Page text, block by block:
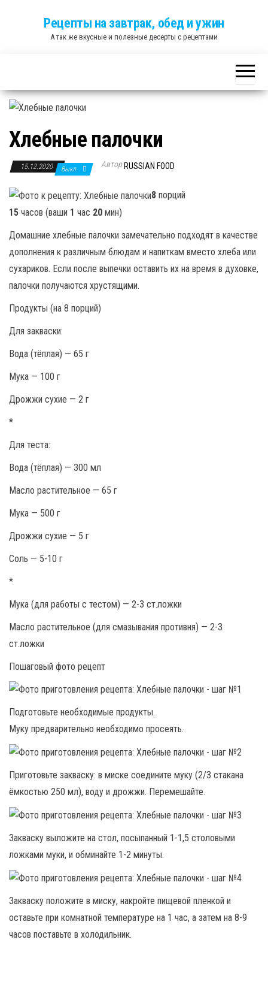
Рецепты на завтрак, обед и ужин
А так же вкусные и полезные десерты с рецептами
Хлебные палочки
15.12.2020 Выкл. Автор RUSSIAN FOOD
8 порций
15 часов (ваши 1 час 20 мин)
Домашние хлебные палочки замечательно подходят в качестве
дополнения к различным блюдам и напиткам вместо хлеба или
сухариков. Если после выпечки оставить их на время в духовке,
палочки получаются хрустящими.
Продукты (на 8 порций)
Для закваски:
Вода (тёплая) — 65 г
Мука — 100 г
Дрожжи сухие — 2 г
*
Для теста:
Вода (тёплая) — 300 мл
Масло растительное — 65 г
Мука — 500 г
Дрожжи сухие — 5 г
Соль — 5-10 г
*
Мука (для работы с тестом) — 2-3 ст.ложки
Масло растительное (для смазывания противня) — 2-3
ст.ложки
Пошаговый фото рецепт
Подготовьте необходимые продукты.
Муку предварительно необходимо просеять.
Приготовьте закваску: в миске соедините муку (2/3 стакана
ёмкостью 250 мл), воду и дрожжи. Перемешайте.
Закваску выложите на стол, посыпанный 1-1,5 столовыми
ложками муки, и обминайте 1-2 минуты.
Закваску положите в миску, накройте пищевой пленкой и
оставьте при комнатной температуре на 1 час, а затем на 8-9
часов поставьте в холодильник.